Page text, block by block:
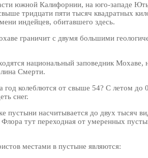
южной Калифорнии, на юго-западе
тридцати пяти тысяч квадратных
индейцев, обитавшего здесь.
граничит с двумя большими
национальный заповедник
Смерти.
год колеблются от свыше 54? С летом до
снег.
пустыни насчитывается до двух тысяч
тут переходная от умеренных
местами в пустыне являются: